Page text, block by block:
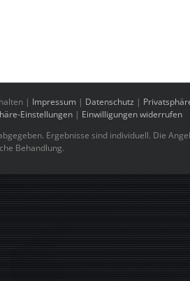
| Impressum | Datenschutz |
Einstellungen | Einwilligungen widerrufen
Ergebnisse sind individuell. Die
Behandlung.